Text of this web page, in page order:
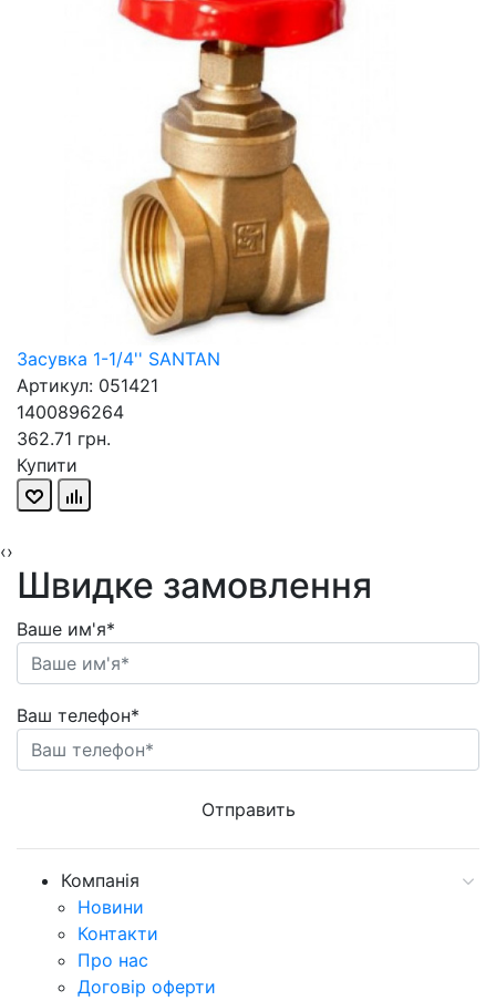
Засувка 1-1/4'' SANTAN
Артикул: 051421
1400896264
362.71 грн.
Купити
‹›
Швидке замовлення
Ваше им'я*
Ваш телефон*
Компанія
Новини
Контакти
Про нас
Договір оферти